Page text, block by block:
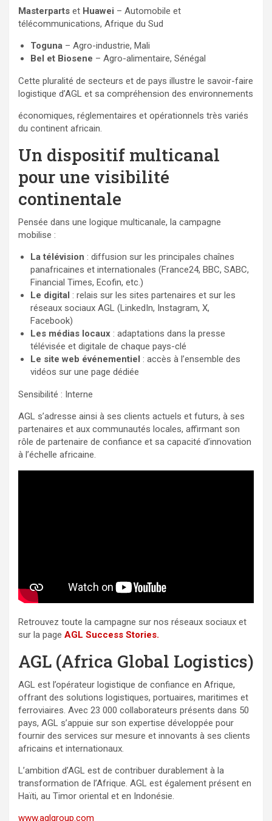
Masterparts et Huawei – Automobile et
télécommunications, Afrique du Sud
Toguna – Agro-industrie, Mali
Bel et Biosene – Agro-alimentaire, Sénégal
Cette pluralité de secteurs et de pays illustre le savoir-faire
logistique d’AGL et sa compréhension des environnements
économiques, réglementaires et opérationnels très variés
du continent africain.
Un dispositif multicanal
pour une visibilité
continentale
Pensée dans une logique multicanale, la campagne
mobilise :
La télévision : diffusion sur les principales chaînes
panafricaines et internationales (France24, BBC, SABC,
Financial Times, Ecofin, etc.)
Le digital : relais sur les sites partenaires et sur les
réseaux sociaux AGL (LinkedIn, Instagram, X,
Facebook)
Les médias locaux : adaptations dans la presse
télévisée et digitale de chaque pays-clé
Le site web événementiel : accès à l’ensemble des
vidéos sur une page dédiée
Sensibilité : Interne
AGL s’adresse ainsi à ses clients actuels et futurs, à ses
partenaires et aux communautés locales, affirmant son
rôle de partenaire de confiance et sa capacité d’innovation
à l’échelle africaine.
Retrouvez toute la campagne sur nos réseaux sociaux et
sur la page AGL Success Stories.
AGL (Africa Global Logistics)
AGL est l’opérateur logistique de confiance en Afrique,
offrant des solutions logistiques, portuaires, maritimes et
ferroviaires. Avec 23 000 collaborateurs présents dans 50
pays, AGL s’appuie sur son expertise développée pour
fournir des services sur mesure et innovants à ses clients
africains et internationaux.
L’ambition d’AGL est de contribuer durablement à la
transformation de l’Afrique. AGL est également présent en
Haïti, au Timor oriental et en Indonésie.
www.aglgroup.com